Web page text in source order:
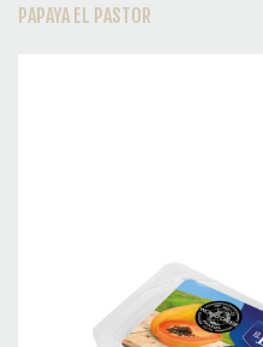
PAPAYA EL PASTOR